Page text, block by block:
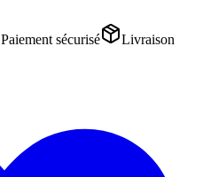
Paiement sécurisé
Livraison